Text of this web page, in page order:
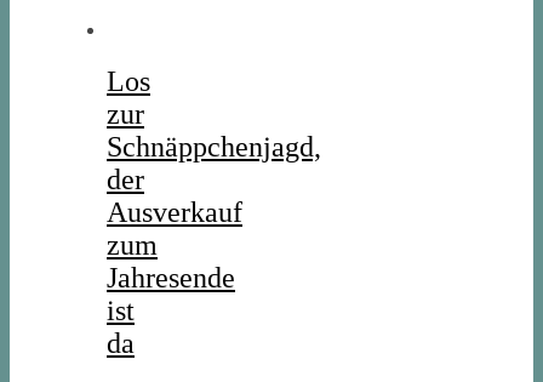
Los
zur
Schnäppchenjagd,
der
Ausverkauf
zum
Jahresende
ist
da